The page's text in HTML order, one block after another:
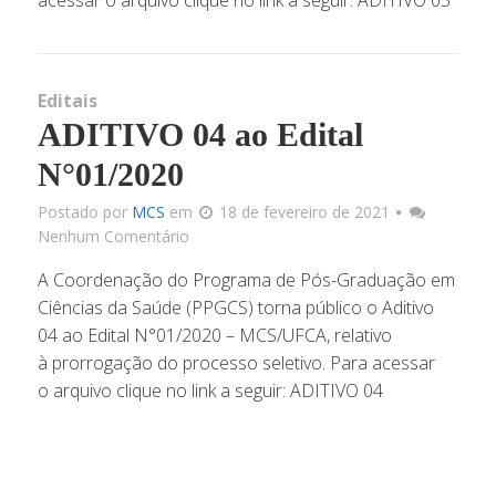
Editais
ADITIVO 04 ao Edital
N°01/2020
Postado por MCS em
18 de fevereiro de 2021
Nenhum Comentário
A Coordenação do Programa de Pós-Graduação em
Ciências da Saúde (PPGCS) torna público o Aditivo
04 ao Edital N°01/2020 – MCS/UFCA, relativo
à prorrogação do processo seletivo. Para acessar
o arquivo clique no link a seguir: ADITIVO 04